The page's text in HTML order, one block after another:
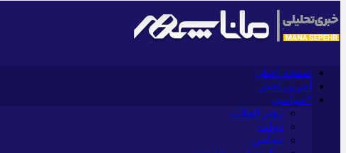
صفحه اصلی
آخرین اخبار
*سیاسی
رهبر انقلاب
دولت
مجلس